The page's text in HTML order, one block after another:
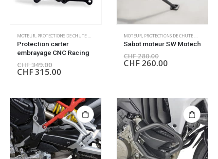
MOTEUR, PROTECTIONS DE CHUTE MOTEUR
Protection carter
embrayage CNC Racing
CHF349.00
CHF315.00
MOTEUR, PROTECTIONS DE CHUTE MOTEUR
Sabot moteur SW Motech
CHF280.00
CHF 260.00